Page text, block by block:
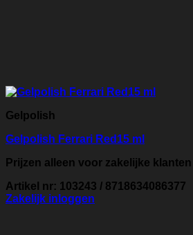
Gelpolish
Gelpolish Ferrari Red15 ml
Prijzen alleen voor zakelijke klanten
Artikel nr: 103243 / 8718634086377
Zakelijk inloggen